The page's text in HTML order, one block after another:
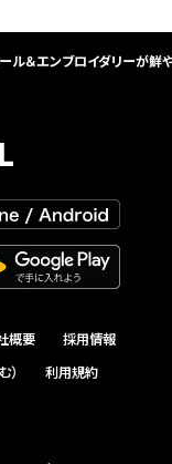
ール＆エンブロイダリーが
概要
採用情報
）
利用規約